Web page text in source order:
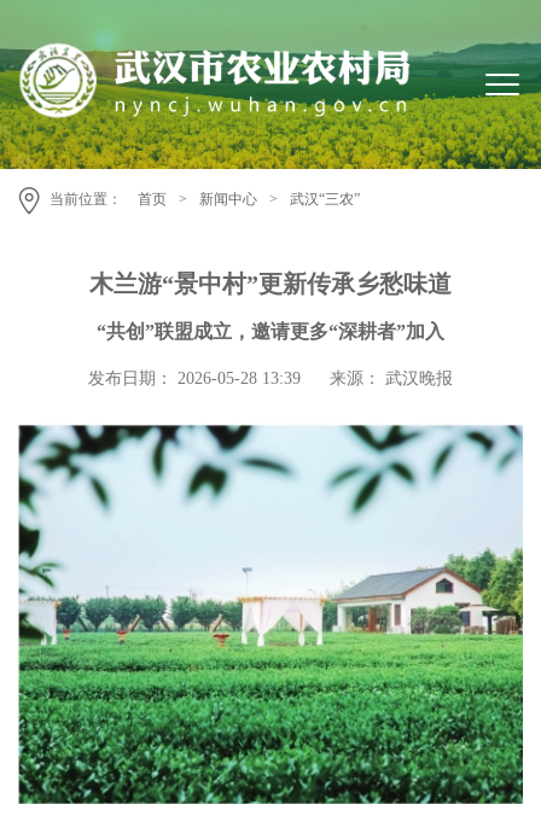
当前位置： 首页 > 新闻中心 > 武汉“三农”
木兰游“景中村”更新传承乡愁味道
“共创”联盟成立，邀请更多“深耕者”加入
发布日期： 2026-05-28 13:39 来源： 武汉晚报